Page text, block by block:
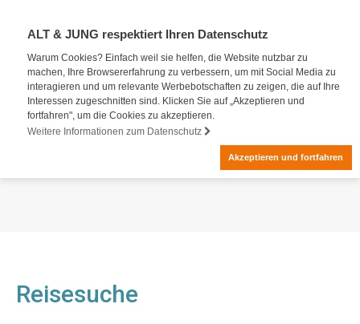
ALT & JUNG respektiert Ihren Datenschutz
Warum Cookies? Einfach weil sie helfen, die Website nutzbar zu
machen, Ihre Browsererfahrung zu verbessern, um mit Social Media zu
interagieren und um relevante Werbebotschaften zu zeigen, die auf Ihre
Interessen zugeschnitten sind. Klicken Sie auf „Akzeptieren und
fortfahren", um die Cookies zu akzeptieren.
Weitere Informationen zum Datenschutz
Akzeptieren und fortfahren
Reisesuche